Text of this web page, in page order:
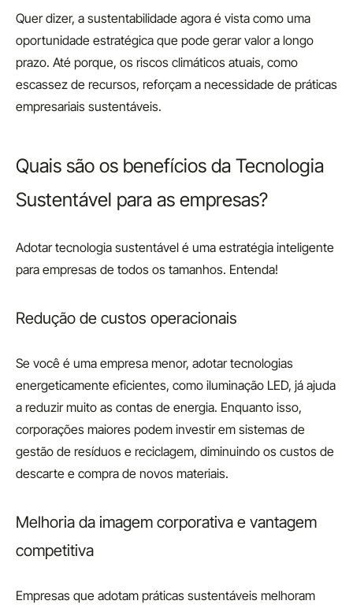
Quer dizer, a sustentabilidade agora é vista como uma
oportunidade estratégica que pode gerar valor a longo
prazo. Até porque, os riscos climáticos atuais, como
escassez de recursos, reforçam a necessidade de práticas
empresariais sustentáveis.
Quais são os benefícios da Tecnologia
Sustentável para as empresas?
Adotar tecnologia sustentável é uma estratégia inteligente
para empresas de todos os tamanhos. Entenda!
Redução de custos operacionais
Se você é uma empresa menor, adotar tecnologias
energeticamente eficientes, como iluminação LED, já ajuda
a reduzir muito as contas de energia. Enquanto isso,
corporações maiores podem investir em sistemas de
gestão de resíduos e reciclagem, diminuindo os custos de
descarte e compra de novos materiais.
Melhoria da imagem corporativa e vantagem
competitiva
Empresas que adotam práticas sustentáveis melhoram